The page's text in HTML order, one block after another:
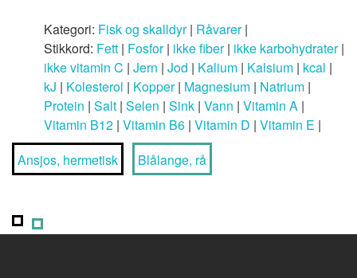
Kategori: Fisk og skalldyr| Råvarer|
Stikkord: Fett | Fosfor| ikke fiber| ikke karbohydrater|
ikke vitamin C | Jern | Jod | Kalium | Kalsium | kcal |
kJ | Kolesterol | Kopper| Magnesium | Natrium |
Protein | Salt | Selen | Sink | Vann | Vitamin A |
Vitamin B12 | Vitamin B6 | Vitamin D | Vitamin E |
Ansjos, hermetisk
Blålange, rå